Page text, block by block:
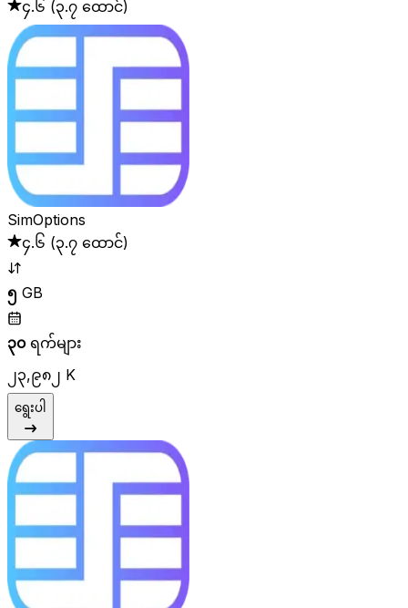
၄.၆ (၃.၇ ထောင်)
SimOptions
၄.၆ (၃.၇ ထောင်)
၅ GB
၃၀ရက်များ
၂၃,၉၈၂ K
ရွေးပါ